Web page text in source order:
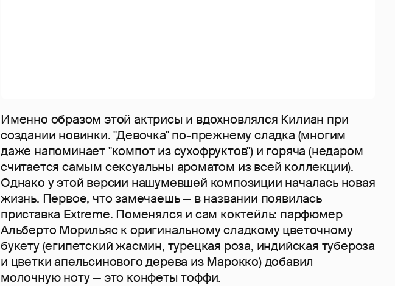
Именно образом этой актрисы и вдохновлялся Килиан при
создании новинки. "Девочка" по-прежнему сладка (многим
даже напоминает "компот из сухофруктов") и горяча (недаром
считается самым сексуальны ароматом из всей коллекции).
Однако у этой версии нашумевшей композиции началась новая
жизнь. Первое, что замечаешь — в названии появилась
приставка Extreme. Поменялся и сам коктейль: парфюмер
Альберто Морильяс к оригинальному сладкому цветочному
букету (египетский жасмин, турецкая роза, индийская тубероза
и цветки апельсинового дерева из Марокко) добавил
молочную ноту — это конфеты тоффи.